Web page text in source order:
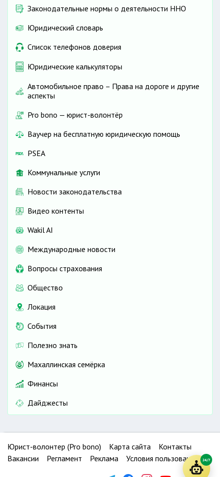
Законодательные нормы о деятельности ННО
Юридический словарь
Список телефонов доверия
Юридические калькуляторы
Автомобильное право – Права на дороге и другие
аспекты
Pro bono — юрист-волонтёр
Ваучер на бесплатную юридическую помощь
PSEA
Коммунальные услуги
Новости законодательства
Видео контенты
Wakil AI
Международные новости
Вопросы страхования
Общество
Локация
События
Полезно знать
Махаллинская семёрка
Финансы
Дайджесты
Юрист-волонтер (Pro bono) Карта сайта
Контакты
Вакансии
Регламент Реклама Условия пользования 24/7